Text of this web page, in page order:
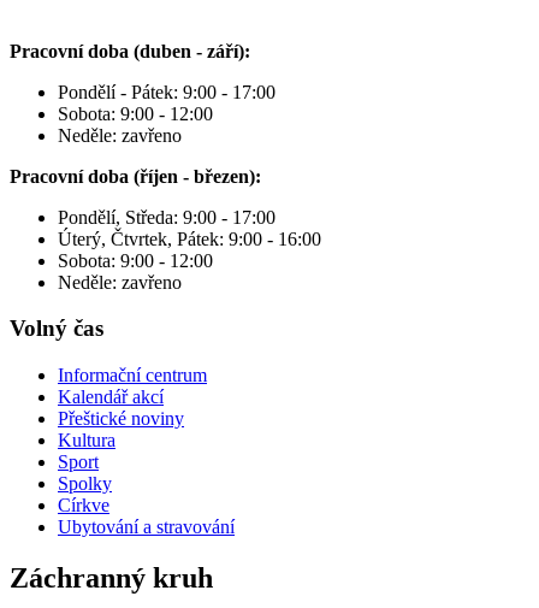
Pracovní doba (duben - září):
Pondělí - Pátek: 9:00 - 17:00
Sobota: 9:00 - 12:00
Neděle: zavřeno
Pracovní doba (říjen - březen):
Pondělí, Středa: 9:00 - 17:00
Úterý, Čtvrtek, Pátek: 9:00 - 16:00
Sobota: 9:00 - 12:00
Neděle: zavřeno
Volný čas
Informační centrum
Kalendář akcí
Přeštické noviny
Kultura
Sport
Spolky
Církve
Ubytování a stravování
Záchranný kruh